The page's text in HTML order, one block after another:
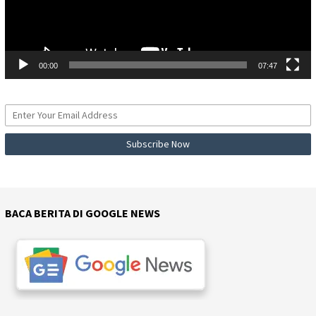
00:00 07:47
BACA BERITA DI GOOGLE NEWS